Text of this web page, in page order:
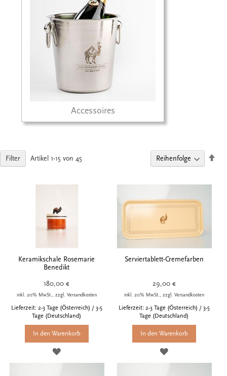
Accessoires
Filter Artikel 1-15 von 45
Keramikschale Rosemarie
Benedikt
180,00 €
inkl. 20% MwSt., zzgl. Versandkosten
Lieferzeit: 2-3 Tage (Österreich) / 3-5
Tage (Deutschland)
In den Warenkorb
ZUR
Serviertablett-Cremefarben
29,00 €
inkl. 20% MwSt., zzgl. Versandkosten
Lieferzeit: 2-3 Tage (Österreich) / 3-5
Tage (Deutschland)
In den Warenkorb
ZUR